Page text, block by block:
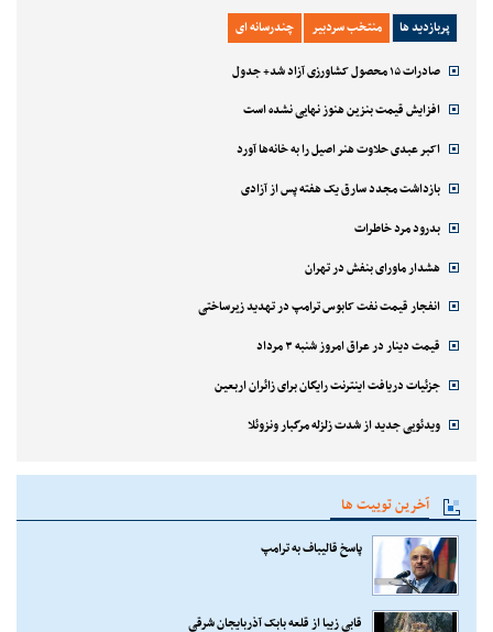
پربازدید ها منتخب سردبیر چندرسانه ای
صادرات ۱۵ محصول کشاورزی آزاد شد+ جدول
افزایش قیمت بنزین هنوز نهایی نشده است
اکبر عبدی حلاوت هنر اصیل را به خانه‌ها آورد
بازداشت مجدد سارق یک هفته پس از آزادی
بدرود مرد خاطرات
هشدار ماورای بنفش در تهران
انفجار قیمت نفت کابوس ترامپ در تهدید زیرساختی
قیمت دینار در عراق امروز شنبه ۳ مرداد
جزئیات دریافت اینترنت رایگان برای زائران اربعین
ویدئویی جدید از شدت زلزله مرگبار ونزوئلا
آخرین توییت ها
پاسخ قالیباف به ترامپ
قابی زیبا از قلعه بابک آذربایجان شرقی